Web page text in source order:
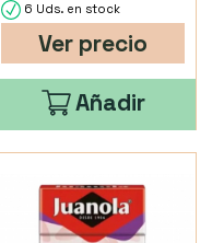
6 Uds. en stock
Ver precio
Añadir